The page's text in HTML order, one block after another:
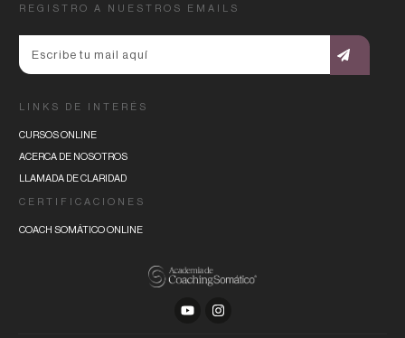
CERTIFICACIONES
COACH SOMÁTICO ONLINE
LINKS DE INTERÉS
CURSOS ONLINE
ACERCA DE NOSOTROS
LLAMADA DE CLARIDAD
REGISTRO A NUESTROS EMAILS